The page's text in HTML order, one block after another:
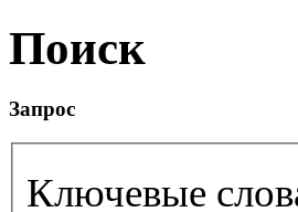
Поиск
Запрос
Ключевые